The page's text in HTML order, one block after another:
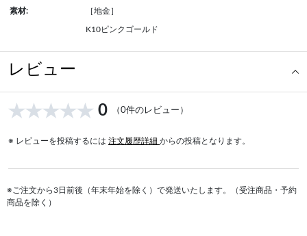
素材: ［地金］
K10ピンクゴールド
レビュー
0 （0件のレビュー）
※ レビューを投稿するには 注文履歴詳細 からの投稿となります。
※ご注文から3日前後（年末年始を除く）で発送いたします。（受注商品・予約
商品を除く）